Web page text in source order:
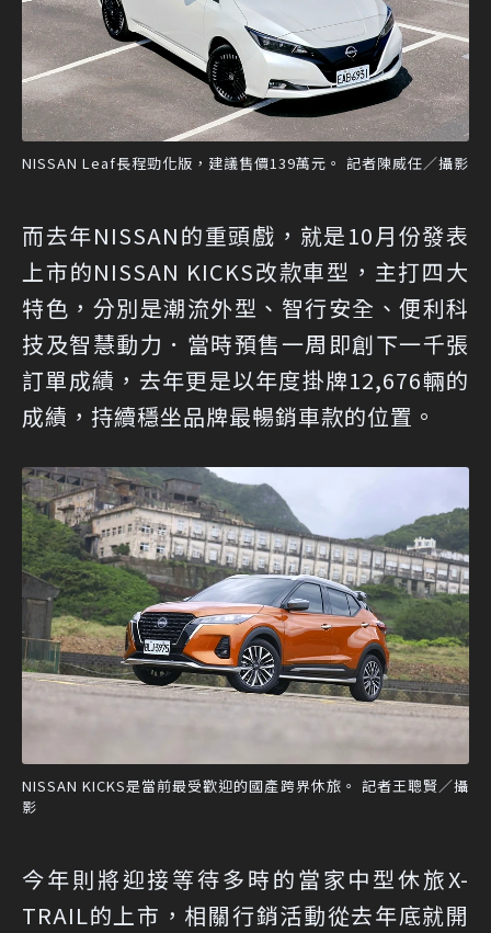
NISSAN Leaf長程勁化版，建議售價139萬元。 記者陳威任／攝影
而去年NISSAN的重頭戲，就是10月份發表
上市的NISSAN KICKS改款車型，主打四大
特色，分別是潮流外型、智行安全、便利科
技及智慧動力．當時預售一周即創下一千張
訂單成績，去年更是以年度掛牌12,676輛的
成績，持續穩坐品牌最暢銷車款的位置。
NISSAN KICKS是當前最受歡迎的國產跨界休旅。 記者王聰賢／攝
影
今年則將迎接等待多時的當家中型休旅X-
TRAIL的上市，相關行銷活動從去年底就開